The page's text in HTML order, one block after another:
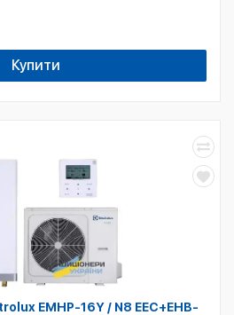
Купити
EMHP-16Y / N8 EEC+EHB-